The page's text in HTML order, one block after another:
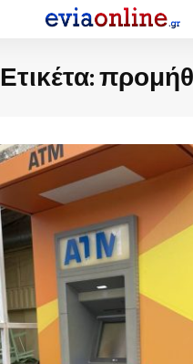
Ετικέτα: